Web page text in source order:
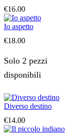
€16.00
Io aspetto
€18.00
Solo 2 pezzi
disponibili
Diverso destino
€14.00